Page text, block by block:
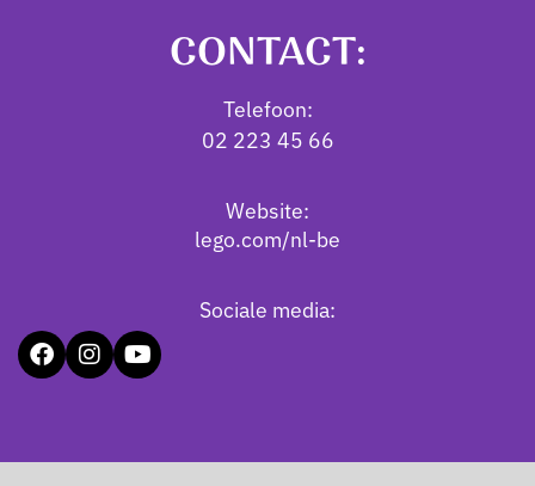
CONTACT:
Telefoon:
02 223 45 66
Website:
lego.com/nl-be
Sociale media: